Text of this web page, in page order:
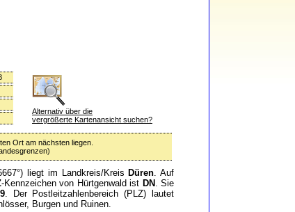
Alternativ über die
vergrößerte Kartenansicht suchen?
Ort am nächsten liegen.
liegt im Landkreis/KreisDüren . Auf
-Kennzeichen von Hürtgenwald ist DN. Sie
. Der Postleitzahlenbereich (PLZ) lautet
Burgen und Ruinen.